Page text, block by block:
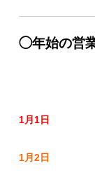
◯年始の営
1月1日
1月2日